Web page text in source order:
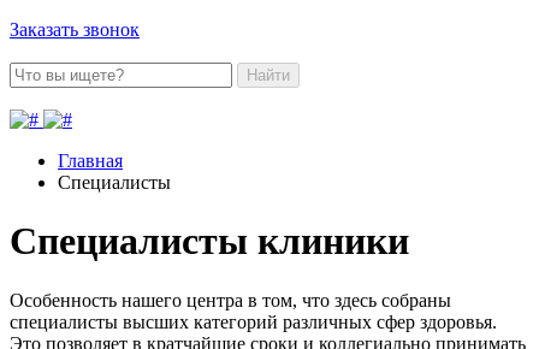
Заказать звонок
Найти
Главная
Специалисты
Специалисты клиники
Особенность нашего центра в том, что здесь собраны
специалисты высших категорий различных сфер здоровья.
Это позволяет в кратчайшие сроки и коллегиально принимать